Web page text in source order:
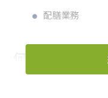
配膳業務
何をしている